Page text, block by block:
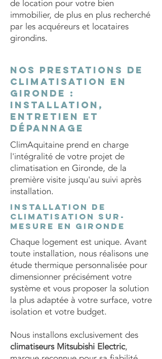
de location pour votre bien
immobilier, de plus en plus recherché
par les acquéreurs et locataires
girondins.
Nos prestations de
climatisation en
Gironde :
installation,
entretien et
dépannage
ClimAquitaine prend en charge
l'intégralité de votre projet de
climatisation en Gironde, de la
première visite jusqu'au suivi après
installation.
Installation de
climatisation sur-
mesure en Gironde
Chaque logement est unique. Avant
toute installation, nous réalisons une
étude thermique personnalisée pour
dimensionner précisément votre
système et vous proposer la solution
la plus adaptée à votre surface, votre
isolation et votre budget.
Nous installons exclusivement des
climatiseurs Mitsubishi Electric,